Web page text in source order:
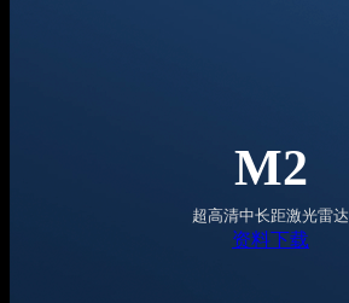
M2
超高清中长距激光雷达
资料下载